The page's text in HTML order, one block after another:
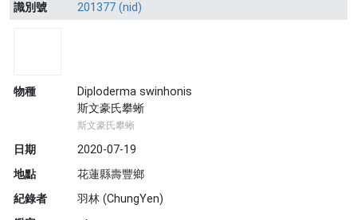
識別號
201377 (nid)
物種
Diploderma swinhonis
斯文豪氏攀蜥
斯文豪氏攀蜥
日期
2020-07-19
地點
花蓮縣壽豐鄉
紀錄者
羽林 (ChungYen)